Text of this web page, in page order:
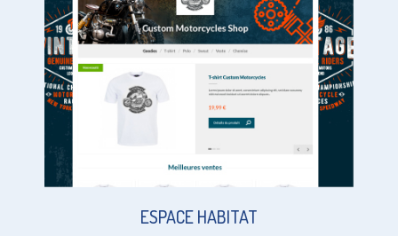
ESPACE HABITAT